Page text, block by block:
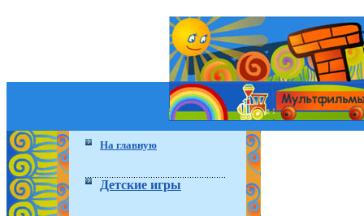
На главную
Детские игры